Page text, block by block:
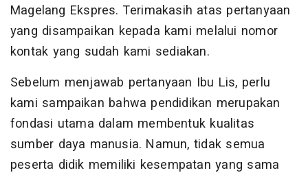
Magelang Ekspres. Terimakasih atas pertanyaan
yang disampaikan kepada kami melalui nomor
kontak yang sudah kami sediakan.
Sebelum menjawab pertanyaan Ibu Lis, perlu
kami sampaikan bahwa pendidikan merupakan
fondasi utama dalam membentuk kualitas
sumber daya manusia. Namun, tidak semua
peserta didik memiliki kesempatan yang sama